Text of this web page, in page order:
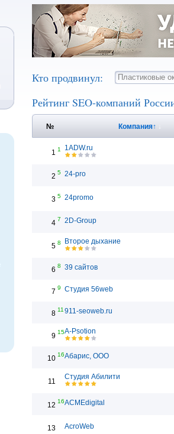
Кто продвинул:
Рейтинг SEO-компаний
№ Компания↑
1 1 1ADW.ru
2 5 24-pro
3 5 24promo
4 7 2D-Group
5 8 Второе дыхание
6 8 39 сайтов
7 9 Студия 56web
8 11 911-seoweb.ru
9 15A-Psotion
10 16Абарис, ООО
11
Студия Абилити
12 16ACMEdigital
13 AcroWeb